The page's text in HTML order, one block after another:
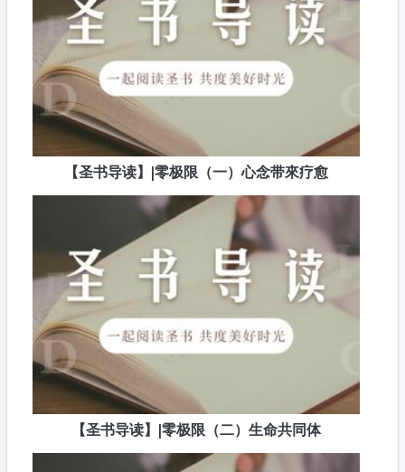
【圣书导读】|零极限（一）心念带來疗愈
【圣书导读】|零极限（二）生命共同体